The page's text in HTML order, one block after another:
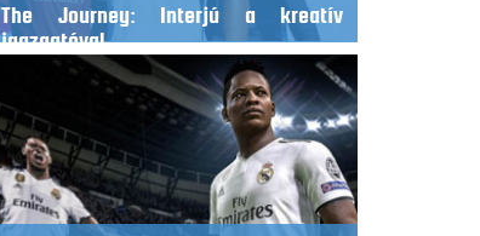
The Journey: Interjú a kreatív
igazgatóval